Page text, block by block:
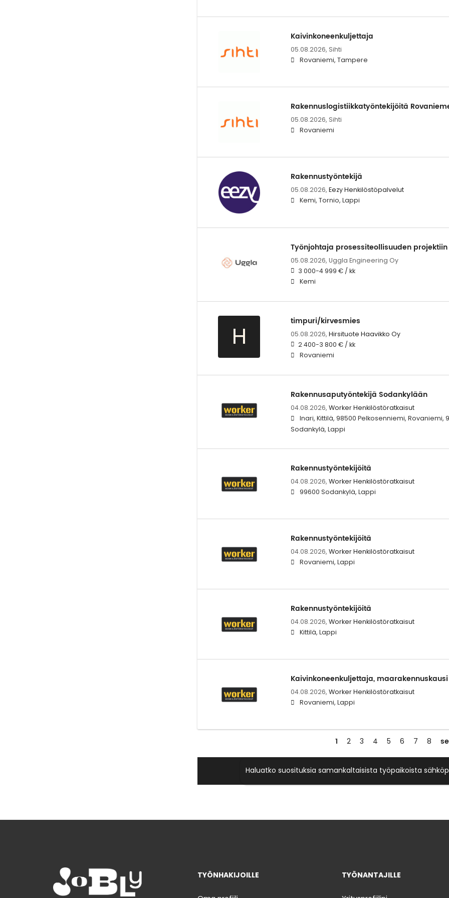
Kaivinkoneenkuljettaja
05.08.2026, Sihti
Rovaniemi, Tampere
Rakennuslogistiikkatyöntekijöitä
05.08.2026, Sihti
Rovaniemi
Rakennustyöntekijä
05.08.2026, Eezy Henkilöstöpalvelut
Kemi, Tornio, Lappi
Työnjohtaja prosessiteollisuuden projektiin
05.08.2026, Uggla Engineering Oy
3 000-4 999 € / kk
Kemi
H
timpuri/kirvesmies
05.08.2026, Hirsituote Haavikko Oy
2 400-3 800 € / kk
Rovaniemi
Rakennusaputyöntekijä Sodankylään
04.08.2026, Worker Henkilöstöratkaisut
Inari, Kittilä, 98500 Pelkosenniemi, Rovaniemi,
Sodankylä, Lappi
Rakennustyöntekijöitä
04.08.2026, Worker Henkilöstöratkaisut
99600 Sodankylä, Lappi
Rakennustyöntekijöitä
04.08.2026, Worker Henkilöstöratkaisut
Rovaniemi, Lappi
Rakennustyöntekijöitä
04.08.2026, Worker Henkilöstöratkaisut
Kittilä, Lappi
Kaivinkoneenkuljettaja,
04.08.2026, Worker Henkilöstöratkaisut
Rovaniemi, Lappi
1 2 3 4 5 6 7 8
Haluatko suosituksia samankaltaisista työpaikoista
TYÖNHAKIJOILLE TYÖNANTAJILLE